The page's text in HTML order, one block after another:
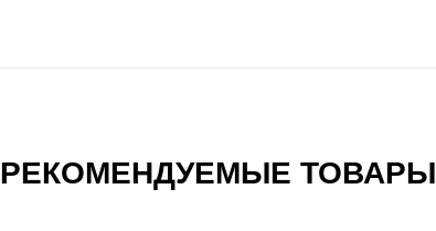
РЕКОМЕНДУЕМЫЕ ТОВАРЫ